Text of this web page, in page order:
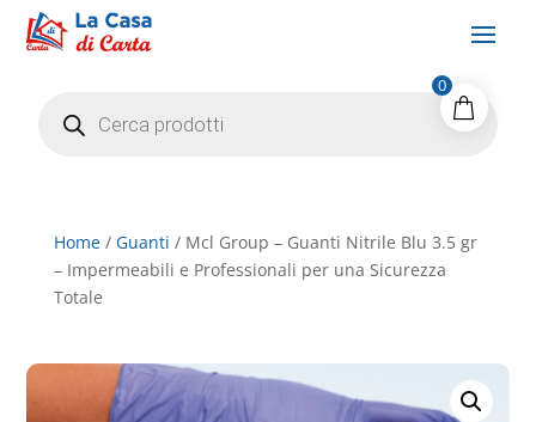
search
Home/ Guanti / Mcl Group – Guanti Nitrile Blu 3.5 gr
– Impermeabili e Professionali per una Sicurezza
Totale
0